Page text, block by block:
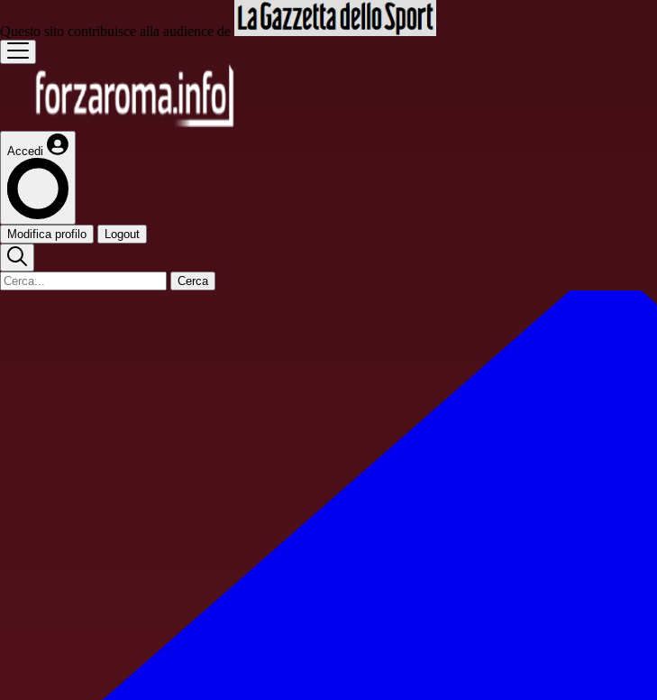
Questo sito contribuisce alla audience de
Accedi
Modifica profilo Logout
Cerca